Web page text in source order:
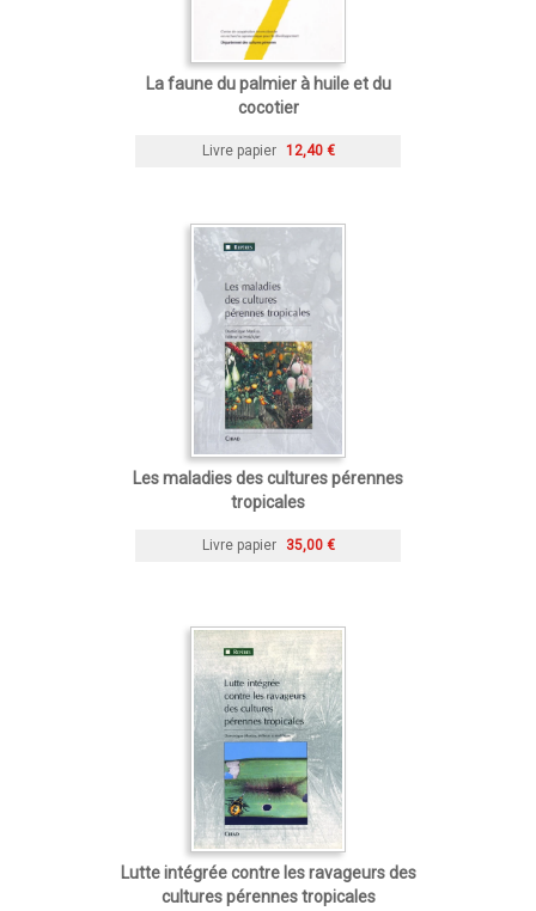
La faune du palmier à huile et du
cocotier
Livre papier 12,40 €
Les maladies des cultures pérennes
tropicales
Livre papier 35,00 €
Lutte intégrée contre les ravageurs des
cultures pérennes tropicales